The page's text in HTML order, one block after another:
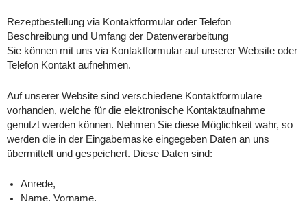
Rezeptbestellung via Kontaktformular oder Telefon
Beschreibung und Umfang der Datenverarbeitung
Sie können mit uns via Kontaktformular auf unserer Website oder
Telefon Kontakt aufnehmen.
Auf unserer Website sind verschiedene Kontaktformulare
vorhanden, welche für die elektronische Kontaktaufnahme
genutzt werden können. Nehmen Sie diese Möglichkeit wahr, so
werden die in der Eingabemaske eingegeben Daten an uns
übermittelt und gespeichert. Diese Daten sind:
Anrede,
Name, Vorname,